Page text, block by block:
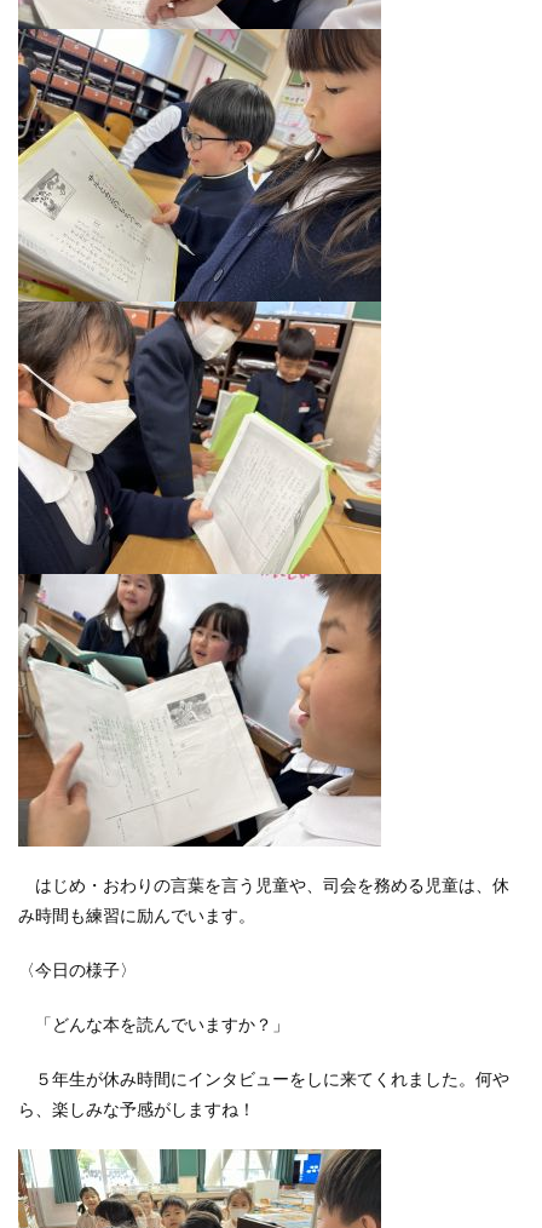
はじめ・おわりの言葉を言う児童や、司会を務める児童は、休
み時間も練習に励んでいます。
〈今日の様子〉
「どんな本を読んでいますか？」
５年生が休み時間にインタビューをしに来てくれました。何や
ら、楽しみな予感がしますね！